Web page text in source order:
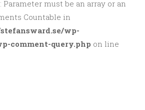
Parameter must be an array or an
Countable in
wp-
comment-query.php on line